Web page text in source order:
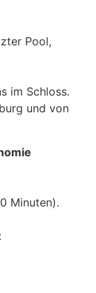
Pool,
im Schloss.
und von
Minuten).
• Historischer Stadtrundgang با راهنما: